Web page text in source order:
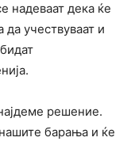
надеваат дека ќе
учествуваат и
решение.
барања и ќе